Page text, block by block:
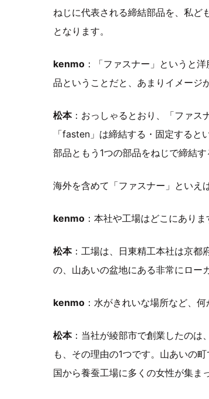
ねじに代表される締結部品を、私ど
となります。
kenmo：「ファスナー」というと
品ということだと、あまりイメージ
松本：おっしゃるとおり、「ファス
「fasten」は締結する・固定する
部品ともう1つの部品をねじで締結す
海外を含めて「ファスナー」といえ
kenmo：本社や工場はどこにあり
松本：工場は、日東精工本社は京都
の、山あいの盆地にある非常にロー
kenmo：水がきれいな場所など、
松本：当社が綾部市で創業したのは
も、その理由の1つです。山あいの
国から養蚕工場に多くの女性が集ま